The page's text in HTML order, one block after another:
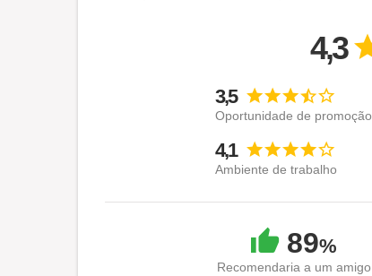
4,3
3,5
Oportunidade de promoção
4,1
Ambiente de trabalho
89%
Recomendaria a um amigo